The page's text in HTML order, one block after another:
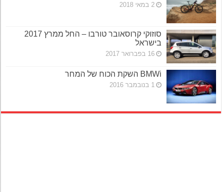
2 במאי 2018
סוזוקי קרוסאובר טורבו – החל ממרץ 2017
בישראל
16 בפברואר 2017
BMWi השקת הכוח של המחר
1 בנובמבר 2016